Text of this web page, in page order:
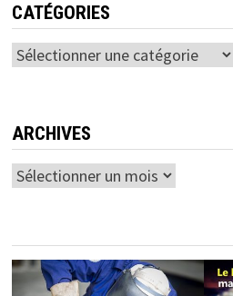
CATÉGORIES
Catégories
ARCHIVES
Archives